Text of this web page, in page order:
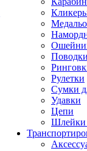
Рулетки
Сумки
Удавки
Цепи
Шлейки